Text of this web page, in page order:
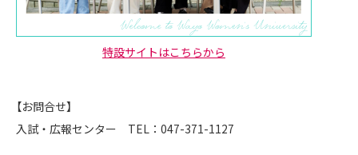
特設サイトはこちらから
【お問合せ】
入試・広報センター TEL：047-371-1127